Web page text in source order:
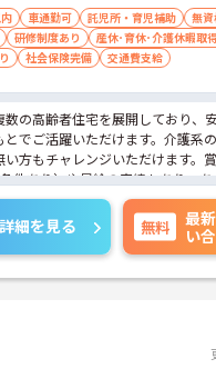
車通勤可 託児所・育児補助
無
研修制度あり
産休･育休･介護休暇取
社会保険完備 交通費支給
数の高齢者住宅を展開しており、
とでご活躍いただけます。介護系
い方もチャレンジいただけます。
件あり）や昇給の実績もあり、あ
しっかりと評価されます。無料の
）や、育休からの復職をサポート
プラス）制度（最大10万円）、
（最大10万円補助）など、福利厚
す。社内研修やキャリアパス制度
ルアップを目指したい方にも最適
る方には、面接対策ポイントなど
話ししますのでお気軽にご相談く
詳細を見る 無料
最
い